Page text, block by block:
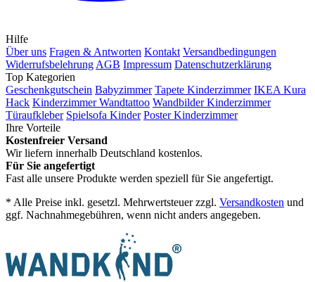
Hilfe
Über uns Fragen & Antworten Kontakt Versandbedingungen
Widerrufsbelehrung AGB Impressum Datenschutzerklärung
Top Kategorien
Geschenkgutschein Babyzimmer Tapete Kinderzimmer IKEA Kura
Hack Kinderzimmer Wandtattoo Wandbilder Kinderzimmer
Türaufkleber Spielsofa Kinder Poster Kinderzimmer
Ihre Vorteile
Kostenfreier Versand
Wir liefern innerhalb Deutschland kostenlos.
Für Sie angefertigt
Fast alle unsere Produkte werden speziell für Sie angefertigt.
* Alle Preise inkl. gesetzl. Mehrwertsteuer zzgl. Versandkosten und
ggf. Nachnahmegebühren, wenn nicht anders angegeben.